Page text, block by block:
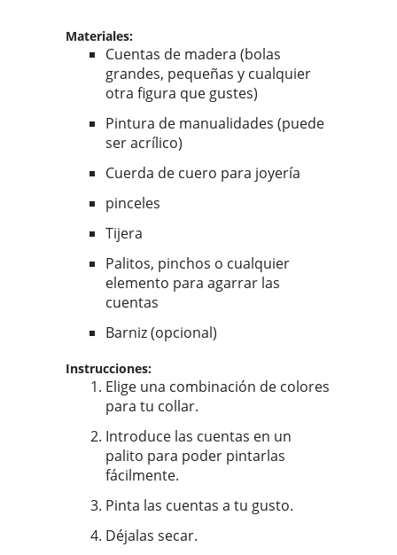
Materiales:
Cuentas de madera (bolas
grandes, pequeñas y cualquier
otra figura que gustes)
Pintura de manualidades (puede
ser acrílico)
Cuerda de cuero para joyería
pinceles
Tijera
Palitos, pinchos o cualquier
elemento para agarrar las
cuentas
Barniz (opcional)
Instrucciones:
Elige una combinación de colores
para tu collar.
Introduce las cuentas en un
palito para poder pintarlas
fácilmente.
Pinta las cuentas a tu gusto.
Déjalas secar.